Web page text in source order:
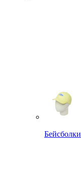
Бейсболки